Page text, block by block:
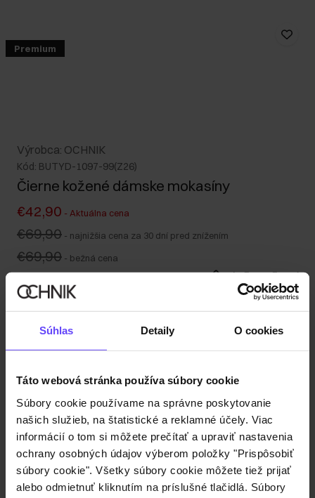
Súhlas Detaily O cookies
Táto webová stránka používa súbory cookie
Súbory cookie používame na správne poskytovanie
našich služieb, na štatistické a reklamné účely. Viac
informácií o tom si môžete prečítať a upraviť nastavenia
ochrany osobných údajov výberom položky "Prispôsobiť
súbory cookie". Všetky súbory cookie môžete tiež prijať
alebo odmietnuť kliknutím na príslušné tlačidlá. Súbory
Premium
Výrobca: OCHNIK
Kód: BUTYD-1097-99(Z26)
Čierne kožené dámske mokasíny
€42,90 - Aktuálna cena
€69,90 - najnižšia cena za 30 dní pred znížením
€69,90 - bežná cena
Tabuľka veľkostí
Vyberte veľkosť
Odoslanie do 1 pracovného dňa
Popis produktu
Detaily
Zloženie
Recenzie